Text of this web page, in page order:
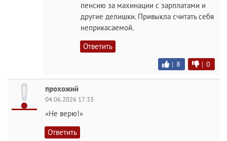
пенсию за махинации с зарплатами и
другие делишки. Привыкла считать себя
неприкасаемой.
Ответить
| 8 | 0
прохожий
04.06.2026 17:33
«Не верю!»
Ответить